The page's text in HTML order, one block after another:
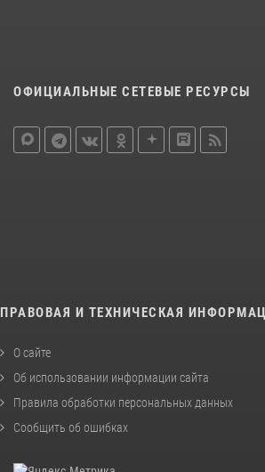
ОФИЦИАЛЬНЫЕ СЕТЕВЫЕ РЕСУРСЫ
ПРАВОВАЯ И ТЕХНИЧЕСКАЯ
О сайте
Об использовании информации сайта
Правила обработки персональных данных
Сообщить об ошибках